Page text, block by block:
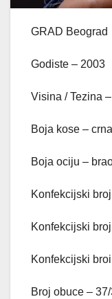
GRAD Beograd
Godiste – 2003
Visina / Tezina
Boja kose – crna
Boja ociju –
Konfekcijski
Konfekcijski
Konfekcijski
Broj obuce –